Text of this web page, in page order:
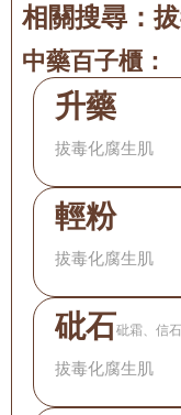
相關搜尋：
中藥百子櫃：
升藥
拔毒化腐生肌
輕粉
拔毒化腐生肌
砒石砒霜、信石
拔毒化腐生肌